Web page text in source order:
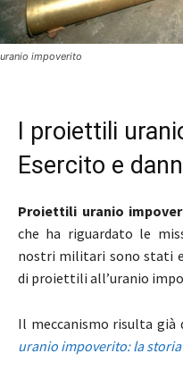
uranio impoverito
I proiettili
Esercito e
Proiettili uranio
che ha riguardato le
nostri militari sono stati
di proiettili all’uranio
Il meccanismo risulta già
uranio impoverito: la storia